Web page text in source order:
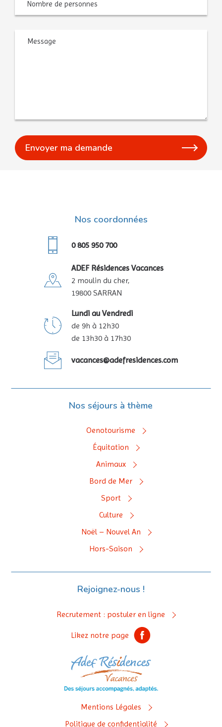
personnes
Message
Nos coordonnées
0 805 950 700
ADEF Résidences Vacances
2 moulin du cher,
19800 SARRAN
Lundi au Vendredi
de 9h à 12h30
de 13h30 à 17h30
vacances@adefresidences.com
Nos séjours à thème
Oenotourisme
Équitation
Animaux
Bord de Mer
Sport
Culture
Noël – Nouvel An
Hors-Saison
Rejoignez-nous !
Recrutement : postuler en ligne
Likez notre page
Mentions Légales
Politique de confidentialité